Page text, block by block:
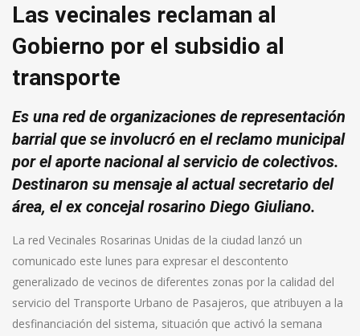
Las vecinales reclaman al
Gobierno por el subsidio al
transporte
Es una red de organizaciones de representación
barrial que se involucró en el reclamo municipal
por el aporte nacional al servicio de colectivos.
Destinaron su mensaje al actual secretario del
área, el ex concejal rosarino Diego Giuliano.
La red Vecinales Rosarinas Unidas de la ciudad lanzó un
comunicado este lunes para expresar el descontento
generalizado de vecinos de diferentes zonas por la calidad del
servicio del Transporte Urbano de Pasajeros, que atribuyen a la
desfinanciación del sistema, situación que activó la semana